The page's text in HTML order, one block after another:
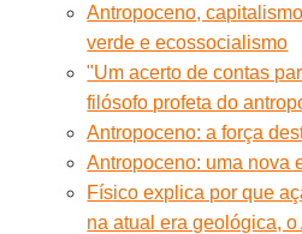
Antropoceno,
verde e ecossocialismo
"Um acerto de contas
filósofo profeta do
Antropoceno: a força
Antropoceno: uma nova
Físico explica por que
na atual era geológica,